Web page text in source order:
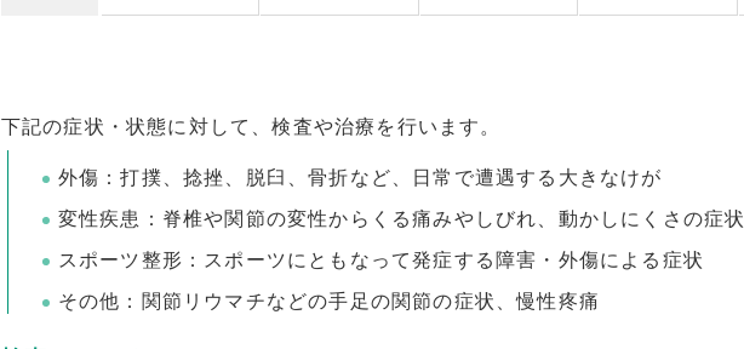
下記の症状・状態に対して、検査や治療を行います。
外傷：打撲、捻挫、脱臼、骨折など、日常で遭遇する大きなけが
変性疾患：脊椎や関節の変性からくる痛みやしびれ、動かしにくさの症状
スポーツ整形：スポーツにともなって発症する障害・外傷による症状
その他：関節リウマチなどの手足の関節の症状、慢性疼痛